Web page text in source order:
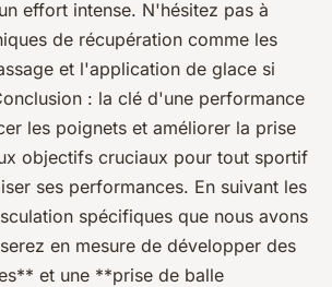
effort intense. N'hésitez pas à
de récupération comme les
et l'application de glace si
: la clé d'une performance
les poignets et améliorer la prise
objectifs cruciaux pour tout sportif
ses performances. En suivant les
spécifiques que nous avons
en mesure de développer des
et une **prise de balle